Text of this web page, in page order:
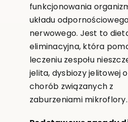
funkcjonowania
układu
nerwowego. Jest to
eliminacyjna, która
leczeniu zespołu
jelita, dysbiozy jelitowej
chorób związanych z
zaburzeniami mikroflory.